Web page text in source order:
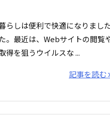
らしは便利で快適になりまし
。最近は、Webサイトの閲
得を狙うウイルスな ...
記事を読む